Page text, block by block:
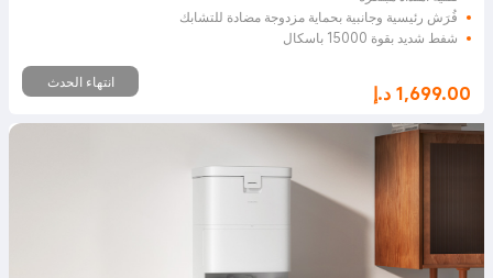
فُرَش رئيسية وجانبية بحماية مزدوجة مضادة للتشابك
شفط شديد بقوة 15000 باسكال
1,699.00 د.إCurrent Price د.إ1699
انتهاء الحدث